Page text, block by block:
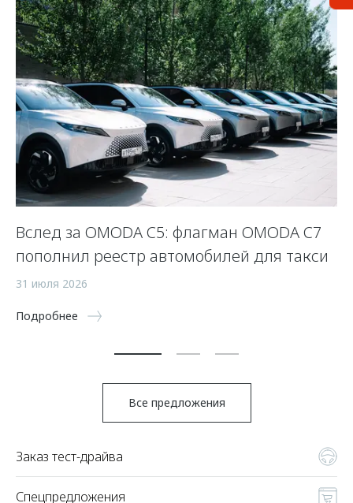
Вслед за OMODA C5: флагман OMODA C7
пополнил реестр автомобилей для такси
31 июля 2026
Подробнее
Все предложения
Заказ тест-драйва
Спецпредложения